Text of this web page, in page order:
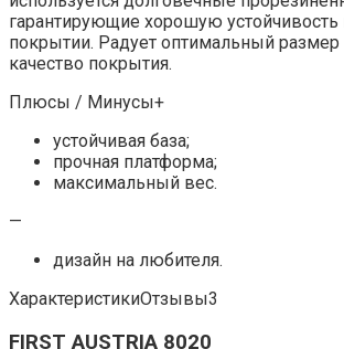
гарантирующие хорошую
покрытии. Радует оптимальный размер
качество покрытия.
Плюсы / Минусы+
устойчивая база;
прочная платформа;
максимальный вес.
—
дизайн на любителя.
ХарактеристикиОтзывы3
FIRST AUSTRIA 8020